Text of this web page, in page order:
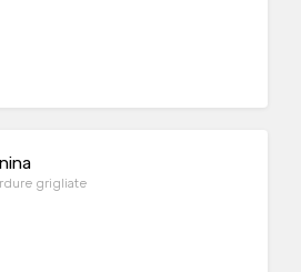
grigliate